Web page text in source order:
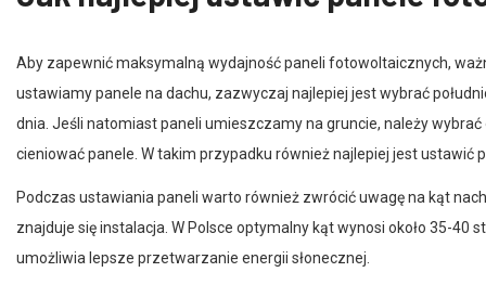
ustawiamy panele na dachu, zazwyczaj najlepiej jest wybrać
dnia. Jeśli natomiast paneli umieszczamy na gruncie, należy
cieniować panele. W takim przypadku również najlepiej jest ustawić
znajduje się instalacja. W Polsce optymalny kąt wynosi około 35-
umożliwia lepsze przetwarzanie energii słonecznej.